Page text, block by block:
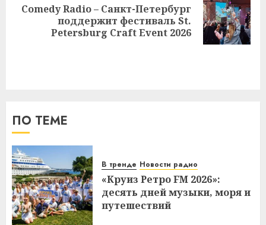
Следующая
запись:
Comedy Radio – Санкт-Петербург
поддержит фестиваль St.
Petersburg Craft Event 2026
ПО ТЕМЕ
В тренде Новости радио
«Круиз Ретро FM 2026»:
десять дней музыки, моря и
путешествий